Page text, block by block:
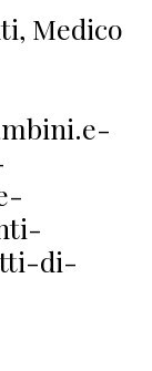
Medico
di-